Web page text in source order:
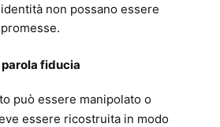
non possano essere
parola fiducia
può essere manipolato o
essere ricostruita in modo